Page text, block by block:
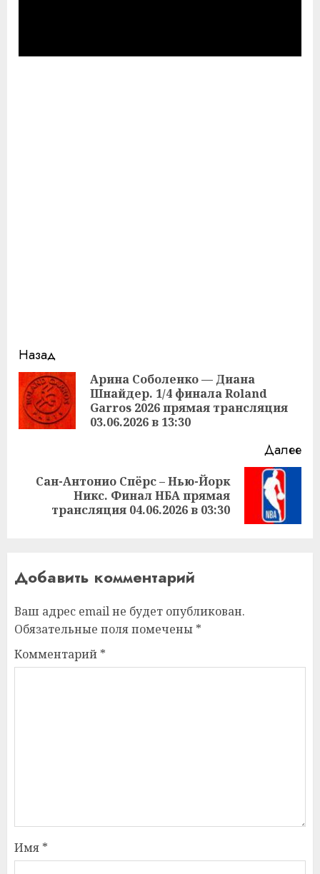
Продолжить
чтение
Назад
Арина Соболенко — Диана
Шнайдер. 1/4 финала Roland
Garros 2026 прямая трансляция
03.06.2026 в 13:30
Далее
Следующая
запись:
Сан-Антонио Спёрс – Нью-Йорк
Никс. Финал НБА прямая
трансляция 04.06.2026 в 03:30
Добавить комментарий
Ваш адрес email не будет опубликован.
Обязательные поля помечены *
Комментарий *
Имя *